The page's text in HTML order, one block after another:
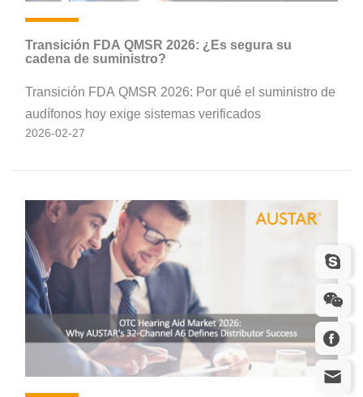
Transición FDA QMSR 2026: ¿Es segura su
cadena de suministro?
Transición FDA QMSR 2026: Por qué el suministro de
audífonos hoy exige sistemas verificados
2026-02-27